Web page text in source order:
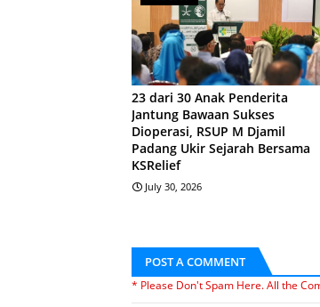
23 dari 30 Anak Penderita
Jantung Bawaan Sukses
Dioperasi, RSUP M Djamil
Padang Ukir Sejarah Bersama
KSRelief
July 30, 2026
POST A COMMENT
* Please Don't Spam Here. All the